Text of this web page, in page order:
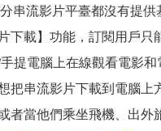
串流影片平臺都沒有提供
下載】功能，訂閱用戶只
提電腦上在線觀看電影
把串流影片下載到電腦上
者當他們乘坐飛機、出外